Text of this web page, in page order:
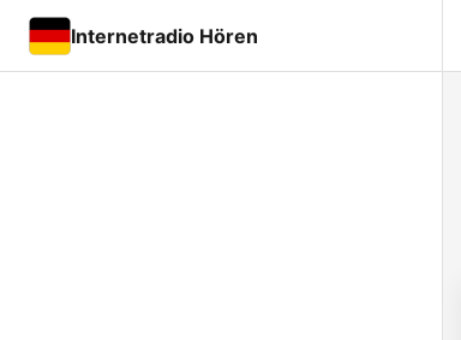
Internetradio Hören